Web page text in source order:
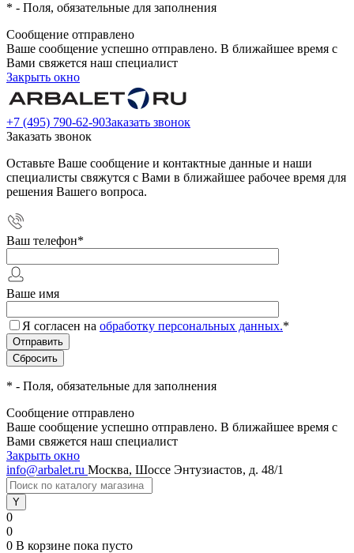
* - Поля, обязательные для заполнения
Сообщение отправлено
Ваше сообщение успешно отправлено. В ближайшее время с
Вами свяжется наш специалист
Закрыть окно
+7 (495) 790-62-90Заказать звонок
Заказать звонок
Оставьте Ваше сообщение и контактные данные и наши
специалисты свяжутся с Вами в ближайшее рабочее время для
решения Вашего вопроса.
Ваш телефон*
Ваше имя
Я согласен на обработку персональных данных.*
* - Поля, обязательные для заполнения
Сообщение отправлено
Ваше сообщение успешно отправлено. В ближайшее время с
Вами свяжется наш специалист
Закрыть окно
info@arbalet.ru Москва, Шоссе Энтузиастов, д. 48/1
0
0
0 В корзине пока пусто